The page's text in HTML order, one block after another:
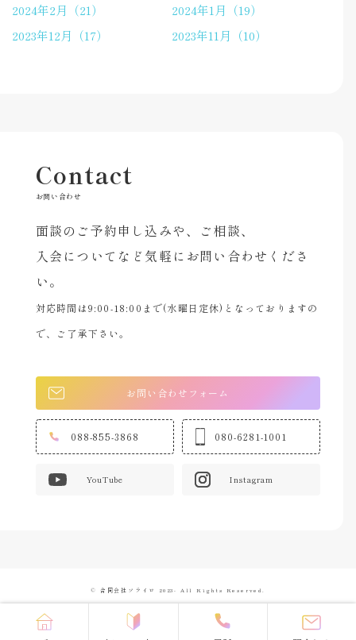
2024年2月（21）
2024年1月（19）
2023年12月（17）
2023年11月（10）
Contact
お問い合わせ
面談のご予約申し込みや、ご相談、
入会についてなど気軽にお問い合わせくださ
い。
対応時間は9:00-18:00まで(水曜日定休)となっておりますの
で、ご了承下さい。
お問い合わせフォーム
088-855-3868 080-6281-1001
YouTube Instagram
© 合同会社ソライロ 2023- All Rights Reserved.